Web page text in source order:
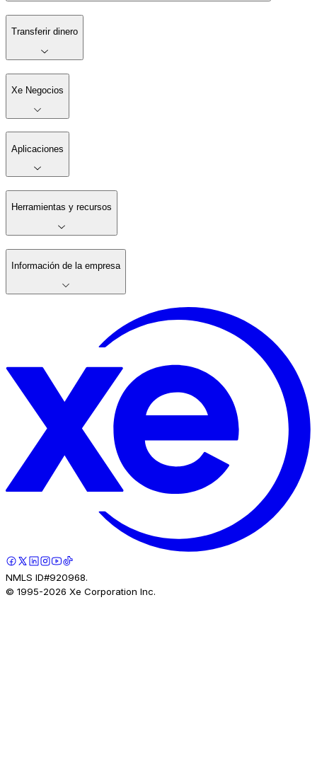
Transferir dinero
Xe Negocios
Aplicaciones
Herramientas y recursos
Información de la empresa
NMLS ID#920968.
© 1995-2026 Xe Corporation Inc.